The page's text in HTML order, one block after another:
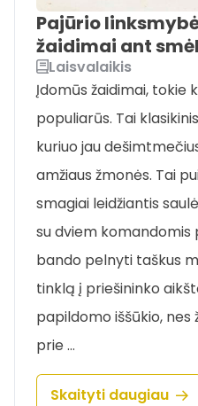
Pajūrio
žaidimai ant
Laisvalaikis
Įdomūs žaidimai, tokie
populiarūs. Tai
kuriuo jau
amžiaus žmonės. Tai
smagiai leidžiantis
su dviem komandomis
bando pelnyti taškus
tinklą į priešininko
papildomo iššūkio,
prie …
Skaityti daugiau